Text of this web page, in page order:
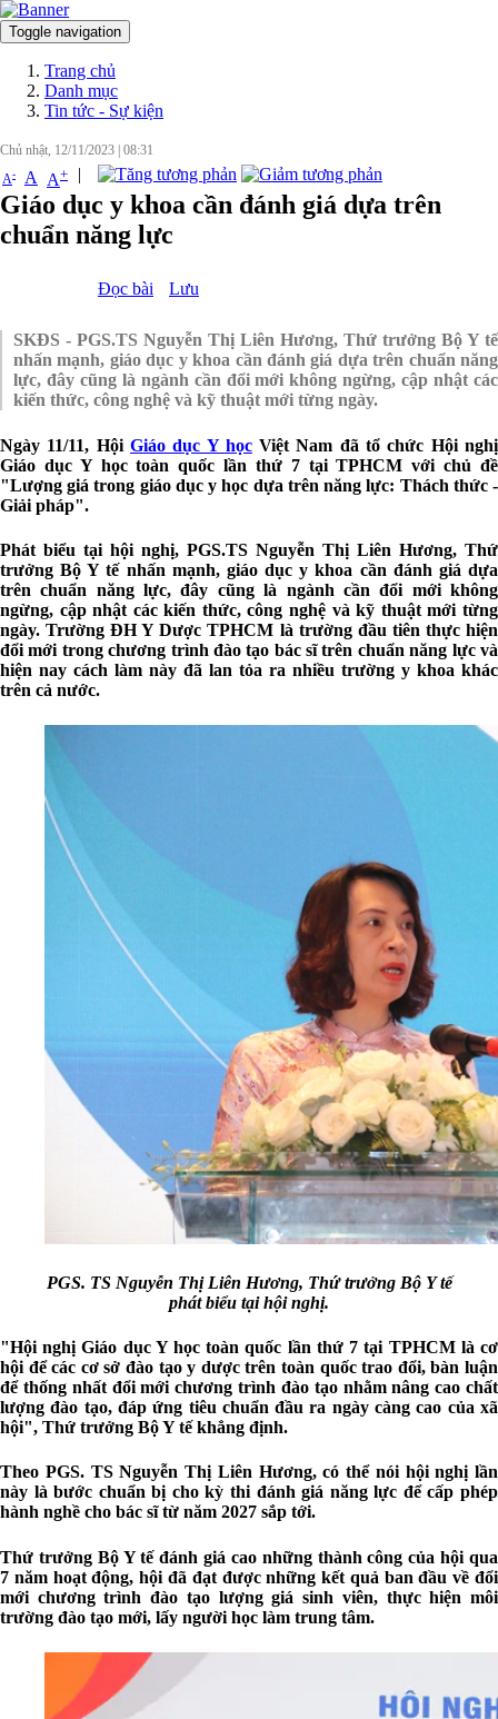
Toggle navigation
Trang chủ
Danh mục
Tin tức - Sự kiện
Chủ nhật, 12/11/2023 08:31
A- A A+ |
Giáo dục y khoa cần đánh giá dựa trên
chuẩn năng lực
Đọc bài Lưu
SKĐS - PGS.TS Nguyễn Thị Liên Hương, Thứ trưởng Bộ Y tế
nhấn mạnh, giáo dục y khoa cần đánh giá dựa trên chuẩn năng
lực, đây cũng là ngành cần đổi mới không ngừng, cập nhật các
kiến thức, công nghệ và kỹ thuật mới từng ngày.
Ngày 11/11, Hội Giáo dục Y họcViệt Nam đã tổ chức Hội nghị
Giáo dục Y học toàn quốc lần thứ 7 tại TPHCM với chủ đề
"Lượng giá trong giáo dục y học dựa trên năng lực: Thách thức -
Giải pháp".
Phát biểu tại hội nghị, PGS.TS Nguyễn Thị Liên Hương, Thứ
trưởng Bộ Y tế nhấn mạnh, giáo dục y khoa cần đánh giá dựa
trên chuẩn năng lực, đây cũng là ngành cần đổi mới không
ngừng, cập nhật các kiến thức, công nghệ và kỹ thuật mới từng
ngày. Trường ĐH Y Dược TPHCM là trường đầu tiên thực hiện
đổi mới trong chương trình đào tạo bác sĩ trên chuẩn năng lực và
hiện nay cách làm này đã lan tỏa ra nhiều trường y khoa khác
trên cả nước.
PGS. TS Nguyễn Thị Liên Hương, Thứ trưởng Bộ Y tế
phát biểu tại hội nghị.
"Hội nghị Giáo dục Y học toàn quốc lần thứ 7 tại TPHCM là cơ
hội để các cơ sở đào tạo y dược trên toàn quốc trao đổi, bàn luận
để thống nhất đổi mới chương trình đào tạo nhằm nâng cao chất
lượng đào tạo, đáp ứng tiêu chuẩn đầu ra ngày càng cao của xã
hội", Thứ trưởng Bộ Y tế khẳng định.
Theo PGS. TS Nguyễn Thị Liên Hương, có thể nói hội nghị lần
này là bước chuẩn bị cho kỳ thi đánh giá năng lực để cấp phép
hành nghề cho bác sĩ từ năm 2027 sắp tới.
Thứ trưởng Bộ Y tế đánh giá cao những thành công của hội qua
7 năm hoạt động, hội đã đạt được những kết quả ban đầu về đổi
mới chương trình đào tạo lượng giá sinh viên, thực hiện môi
trường đào tạo mới, lấy người học làm trung tâm.